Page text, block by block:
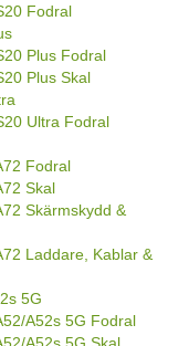
Fodral
Plus Fodral
Plus Skal
Ultra Fodral
Fodral
Skal
Skärmskydd &
Laddare, Kablar &
5G
A52s 5G Fodral